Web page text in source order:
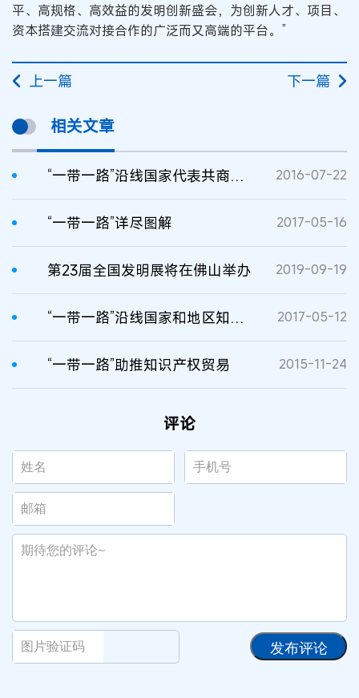
平、高规格、高效益的发明创新盛会，为创新人才、项目、
资本搭建交流对接合作的广泛而又高端的平台。”
上一篇 下一篇
相关文章
“一带一路”沿线国家代表共商知识产权合作发展大计 2016-07-22
“一带一路”详尽图解 2017-05-16
第23届全国发明展将在佛山举办 2019-09-19
“一带一路”沿线国家和地区知识产权现状概览 2017-05-12
“一带一路”助推知识产权贸易 2015-11-24
评论
发布评论